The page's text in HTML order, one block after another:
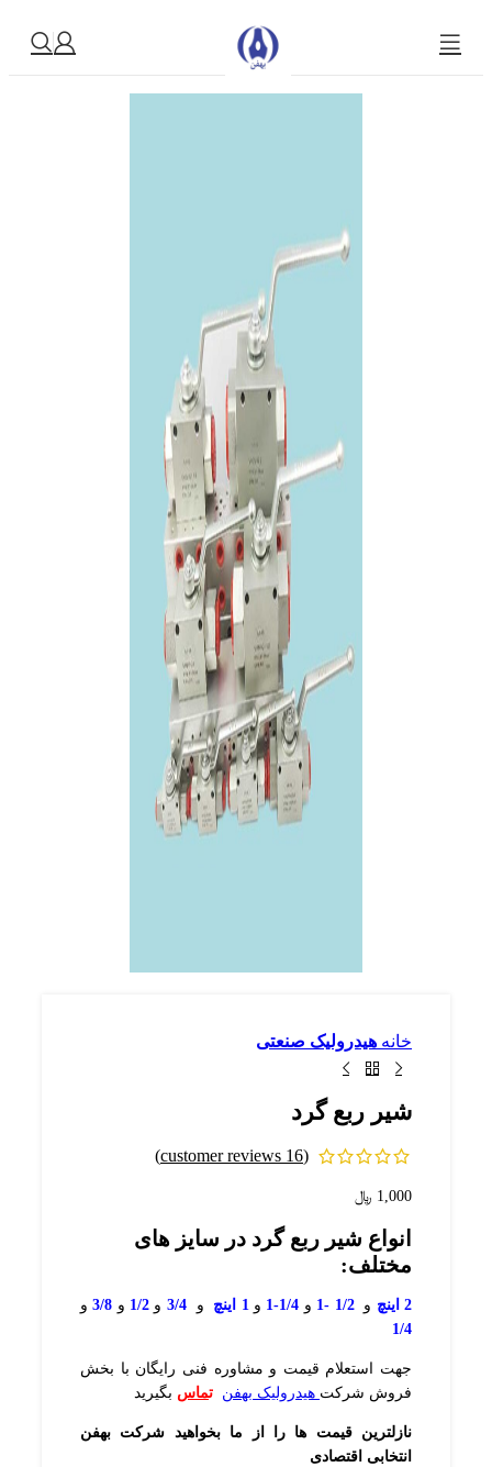
خانه هیدرولیک صنعتی
شیر ربع گرد
(
16
1,000 ﷼
انواع شیر ربع گرد در سایز های
مختلف:
2 اینچ و1/2 -1 و 1/4-1 و1 اینچ و3/4 و 1/2 و 3/8و
1/4
جهت استعلام قیمت و مشاوره فنی رایگان با بخش
فروش شرکت هیدرولیک بهفن تماس بگیرید
نازلترین قیمت ها را از ما بخواهید شرکت بهفن
انتخابی اقتصادی